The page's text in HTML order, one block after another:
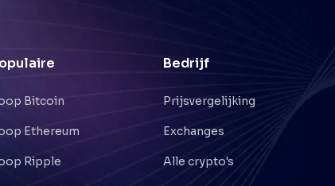
Bitcoin
Ethereum
Ripple
Bedrijf
Prijsvergelijking
Exchanges
Alle crypto's